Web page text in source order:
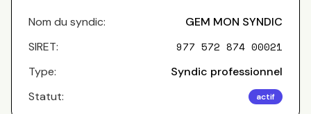
Nom du syndic:
GEM MON SYNDIC
SIRET:
977 572 874 00021
Type:
Syndic professionnel
Statut:
actif